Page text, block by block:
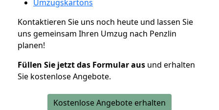
Umzugskartons
Kontaktieren Sie uns noch heute und lassen Sie
uns gemeinsam Ihren Umzug nach Penzlin
planen!
Füllen Sie jetzt das Formular aus und erhalten
Sie kostenlose Angebote.
Kostenlose Angebote erhalten